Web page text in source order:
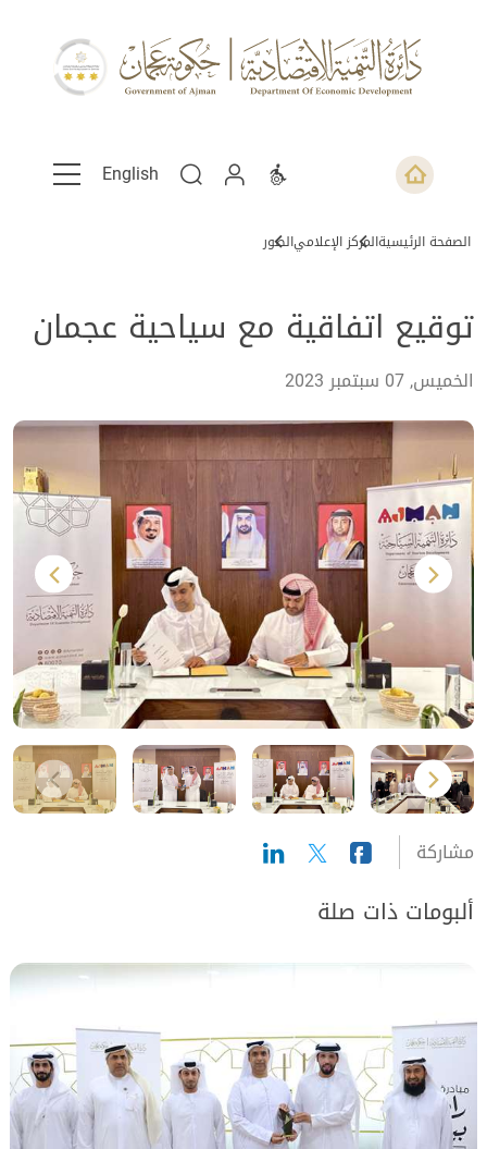
English
الصفحة الرئيسيةالمركز الإعلاميالصور
توقيع اتفاقية مع سياحية عجمان
الخميس, 07 سبتمبر 2023
مشاركة
ألبومات ذات صلة